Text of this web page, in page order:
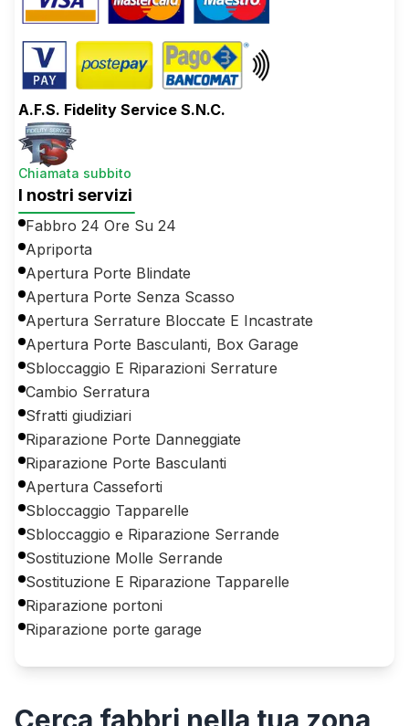
A.F.S. Fidelity Service S.N.C.
Chiamata subbito
I nostri servizi
Fabbro 24 Ore Su 24
Apriporta
Apertura Porte Blindate
Apertura Porte Senza Scasso
Apertura Serrature Bloccate E Incastrate
Apertura Porte Basculanti, Box Garage
Sbloccaggio E Riparazioni Serrature
Cambio Serratura
Sfratti giudiziari
Riparazione Porte Danneggiate
Riparazione Porte Basculanti
Apertura Casseforti
Sbloccaggio Tapparelle
Sbloccaggio e Riparazione Serrande
Sostituzione Molle Serrande
Sostituzione E Riparazione Tapparelle
Riparazione portoni
Riparazione porte garage
Cerca fabbri nella tua zona